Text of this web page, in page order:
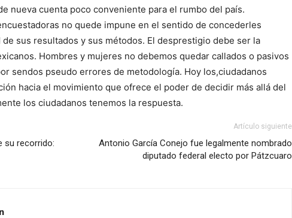
nueva cuenta poco conveniente para el rumbo del país.
no quede impune en el sentido de concederles
sus resultados y sus métodos. El desprestigio debe ser la
Hombres y mujeres no debemos quedar callados o pasivos
sendos pseudo errores de metodología. Hoy los,ciudadanos
hacia el movimiento que ofrece el poder de decidir más allá del
los ciudadanos tenemos la respuesta.
su recorrido:
Artículo siguiente
Antonio García Conejo fue legalmente nombrado
diputado federal electo por Pátzcuaro